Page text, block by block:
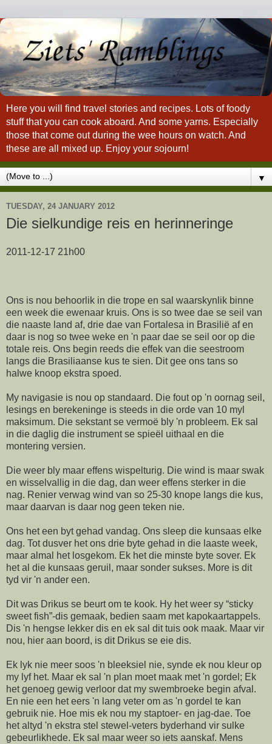
Here you will find travel stories and recipes. Lots of foody
stuff that you can cook aboard. And some yarns. Especially
those that come out during the wee hours on watch. And
these are all mixed up. Enjoy your sojourn!
▼
TUESDAY, 24 JANUARY 2012
Die sielkundige reis en herinneringe
2011-12-17 21h00
Ons is nou behoorlik in die trope en sal waarskynlik binne
een week die ewenaar kruis. Ons is so twee dae se seil van
die naaste land af, drie dae van Fortalesa in Brasilië af en
daar is nog so twee weke en 'n paar dae se seil oor op die
totale reis. Ons begin reeds die effek van die seestroom
langs die Brasiliaanse kus te sien. Dit gee ons tans so
halwe knoop ekstra spoed.
My navigasie is nou op standaard. Die fout op 'n oornag seil,
lesings en berekeninge is steeds in die orde van 10 myl
maksimum. Die sekstant se vermoë bly 'n probleem. Ek sal
in die daglig die instrument se spieël uithaal en die
montering versien.
Die weer bly maar effens wispelturig. Die wind is maar swak
en wisselvallig in die dag, dan weer effens sterker in die
nag. Renier verwag wind van so 25-30 knope langs die kus,
maar daarvan is daar nog geen teken nie.
Ons het een byt gehad vandag. Ons sleep die kunsaas elke
dag. Tot dusver het ons drie byte gehad in die laaste week,
maar almal het losgekom. Ek het die minste byte sover. Ek
het al die kunsaas geruil, maar sonder sukses. More is dit
tyd vir 'n ander een.
Dit was Drikus se beurt om te kook. Hy het weer sy “sticky
sweet fish”-dis gemaak, bedien saam met kapokaartappels.
Dis 'n hengse lekker dis en ek sal dit tuis ook maak. Maar vir
nou, hier aan boord, is dit Drikus se eie dis.
Ek lyk nie meer soos 'n bleeksiel nie, synde ek nou kleur op
my lyf het. Maar ek sal 'n plan moet maak met 'n gordel; Ek
het genoeg gewig verloor dat my swembroeke begin afval.
En nie een het eers 'n lang veter om as 'n gordel te kan
gebruik nie. Hoe mis ek nou my staptoer- en jag-dae. Toe
het altyd 'n ekstra stel stewel-veters byderhand vir sulke
gebeurlikhede. Ek sal maar weer so iets aanskaf. Mens